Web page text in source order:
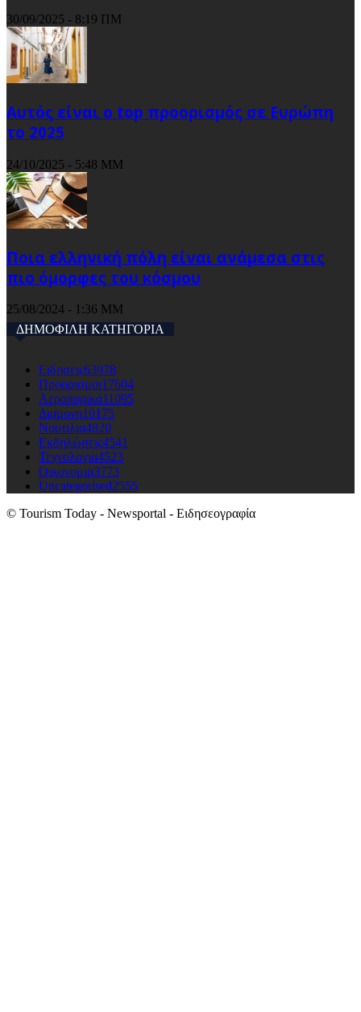
30/09/2025 - 8:19 ΠΜ
Αυτός είναι ο top προορισμός σε Ευρώπη
το 2025
24/10/2025 - 5:48 ΜΜ
Ποια ελληνική πόλη είναι ανάμεσα στις
πιο όμορφες του κόσμου
25/08/2024 - 1:36 ΜΜ
ΔΗΜΟΦΙΛΗ ΚΑΤΗΓΟΡΙΑ
Ειδησεις63978
Προορισμοι17604
Αεροπορικά11095
Διαμονη10175
Ναυτιλια4820
Εκδηλώσεις4541
Τεχνολογια4523
Οικονομια3773
Uncategorised2555
© Tourism Today - Newsportal - Ειδησεογραφία